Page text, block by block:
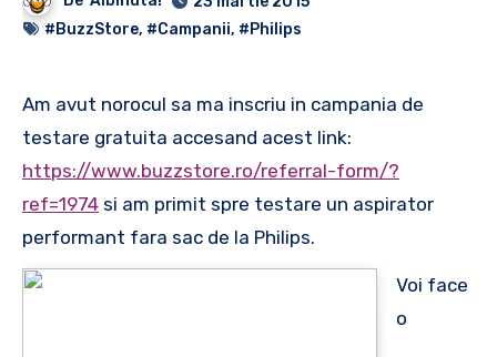
#BuzzStore, #Campanii, #Philips
Am avut norocul sa ma inscriu in campania de
testare gratuita accesand acest link:
https://www.buzzstore.ro/referral-form/?
ref=1974 si am primit spre testare un aspirator
performant fara sac de la Philips.
Voi face
o